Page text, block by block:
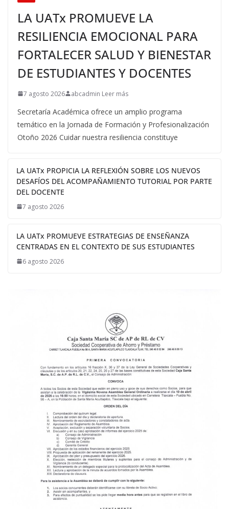
LA UATx PROMUEVE LA
RESILIENCIA EMOCIONAL PARA
FORTALECER SALUD Y BIENESTAR
DE ESTUDIANTES Y DOCENTES
7 agosto 2026 abcadmin Leer más
Secretaría Académica ofrece un amplio programa
temático en la Jornada de Formación y Profesionalización
Otoño 2026 Cuidar nuestra resiliencia constituye
LA UATx PROPICIA LA REFLEXIÓN SOBRE LOS NUEVOS
DESAFÍOS DEL ACOMPAÑAMIENTO TUTORIAL POR PARTE
DEL DOCENTE
7 agosto 2026
LA UATx PROMUEVE ESTRATEGIAS DE ENSEÑANZA
CENTRADAS EN EL CONTEXTO DE SUS ESTUDIANTES
6 agosto 2026